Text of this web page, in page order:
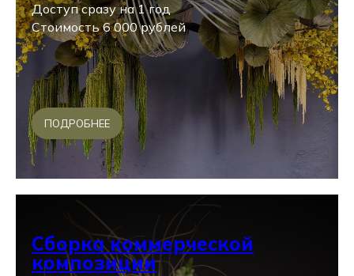
Доступ сразу на 1 год
Стоимость 6 000 рублей
ПОДРОБНЕЕ
Сборка коммерческой
композиции